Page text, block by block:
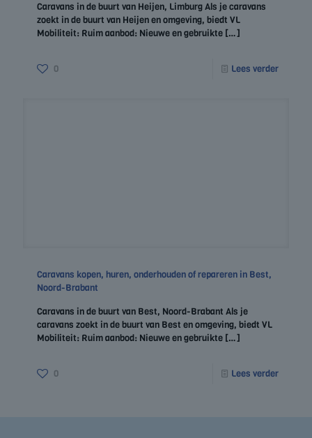
Caravans in de buurt van Heijen, Limburg Als je caravans
zoekt in de buurt van Heijen en omgeving, biedt VL
Mobiliteit: Ruim aanbod: Nieuwe en gebruikte […]
0 Lees verder
Caravans kopen, huren, onderhouden of repareren in Best,
Noord-Brabant
Caravans in de buurt van Best, Noord-Brabant Als je
caravans zoekt in de buurt van Best en omgeving, biedt VL
Mobiliteit: Ruim aanbod: Nieuwe en gebruikte […]
0 Lees verder